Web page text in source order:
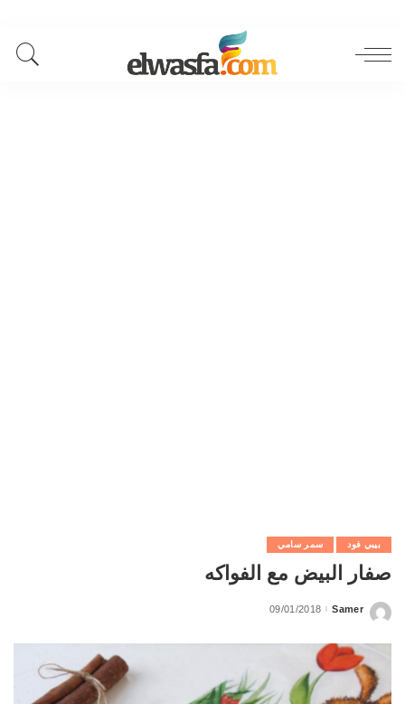
بيبي فود سمر سامي
صفار البيض مع الفواكه
Posted
Samer
09/01/2018